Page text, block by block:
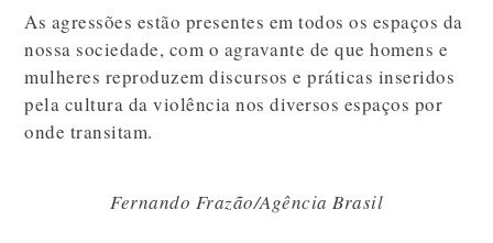
As agressões estão presentes em todos os espaços da
nossa sociedade, com o agravante de que homens e
mulheres reproduzem discursos e práticas inseridos
pela cultura da violência nos diversos espaços por
onde transitam.
Fernando Frazão/Agência Brasil